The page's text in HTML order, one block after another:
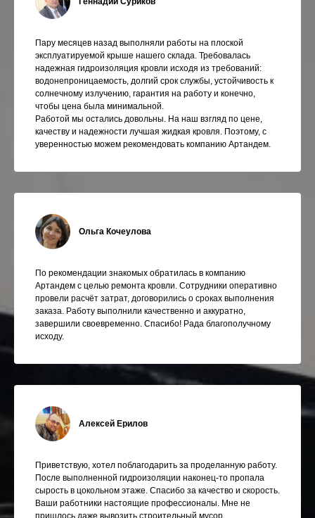
Пару месяцев назад выполняли работы на плоской
эксплуатируемой крыше нашего склада. Требовалась
надежная гидроизоляция кровли исходя из требований:
водонепроницаемость, долгий срок службы, устойчивость к
солнечному излучению, гарантия на работу и конечно,
чтобы цена была минимальной.
Работой мы остались довольны. На наш взгляд по цене,
качеству и надежности лучшая жидкая кровля. Поэтому, с
уверенностью можем рекомендовать компанию Артандем.
Ольга Кочеулова
По рекомендации знакомых обратилась в компанию
Артандем с целью ремонта кровли. Сотрудники оперативно
провели расчёт затрат, договорились о сроках выполнения
заказа. Работу выполнили качественно и аккуратно,
завершили своевременно. Спасибо! Рада благополучному
исходу.
Алексей Ерилов
Приветствую, хотел поблагодарить за проделанную работу.
После выполненной гидроизоляции наконец-то пропала
сырость в цокольном этаже. Спасибо за качество и скорость.
Ваши работники настоящие профессионалы. Мне не